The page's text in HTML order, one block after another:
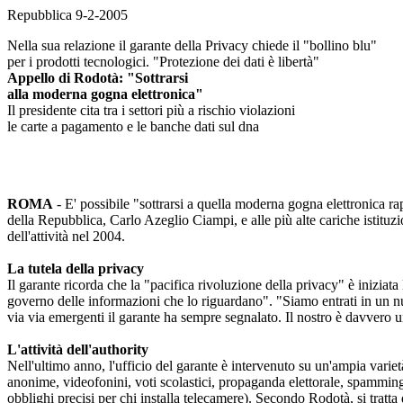
Repubblica 9-2-2005
Nella sua relazione il garante della Privacy chiede il "bollino blu"
per i prodotti tecnologici. "Protezione dei dati è libertà"
Appello di Rodotà: "Sottrarsi
alla moderna gogna elettronica"
Il presidente cita tra i settori più a rischio violazioni
le carte a pagamento e le banche dati sul dna
ROMA - E' possibile "sottrarsi a quella moderna gogna elettronica
della Repubblica, Carlo Azeglio Ciampi, e alle più alte cariche
dell'attività nel 2004.
La tutela della privacy
Il garante ricorda che la "pacifica rivoluzione della privacy" è
governo delle informazioni che lo riguardano". "Siamo entrati in un
via via emergenti il garante ha sempre segnalato. Il nostro è davvero
L'attività dell'authority
Nell'ultimo anno, l'ufficio del garante è intervenuto su un'ampia
anonime, videofonini, voti scolastici, propaganda elettorale,
obblighi precisi per chi installa telecamere). Secondo Rodotà, si